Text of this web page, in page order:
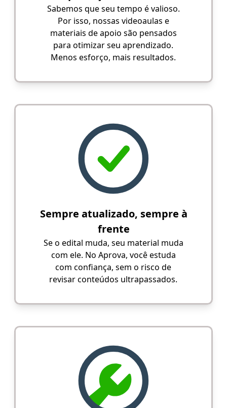
Sabemos que seu tempo é valioso.
Por isso, nossas videoaulas e
materiais de apoio são pensados
para otimizar seu aprendizado.
Menos esforço, mais resultados.
Sempre atualizado, sempre à
frente
Se o edital muda, seu material muda
com ele. No Aprova, você estuda
com confiança, sem o risco de
revisar conteúdos ultrapassados.